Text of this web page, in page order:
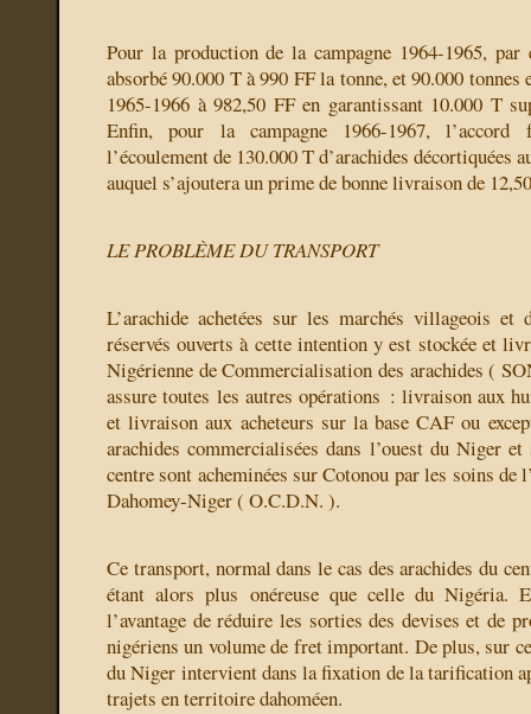
Pour la production de la campagne 1964-1965, par
absorbé 90.000 T à 990 FF la tonne, et 90.000 tonnes
1965-1966 à 982,50 FF en garantissant 10.000 T
Enfin, pour la campagne 1966-1967, l’accord
l’écoulement de 130.000 T d’arachides décortiquées
auquel s’ajoutera un prime de bonne livraison de
LE PROBLÈME DU TRANSPORT
L’arachide achetées sur les marchés villageois et
réservés ouverts à cette intention y est stockée et
Nigérienne de Commercialisation des arachides (
assure toutes les autres opérations : livraison aux
et livraison aux acheteurs sur la base CAF ou
arachides commercialisées dans l’ouest du Niger
centre sont acheminées sur Cotonou par les soins de
Dahomey-Niger ( O.C.D.N. ).
Ce transport, normal dans le cas des arachides du
étant alors plus onéreuse que celle du Nigéria.
l’avantage de réduire les sorties des devises et de
nigériens un volume de fret important. De plus, sur
du Niger intervient dans la fixation de la tarification
trajets en territoire dahoméen.